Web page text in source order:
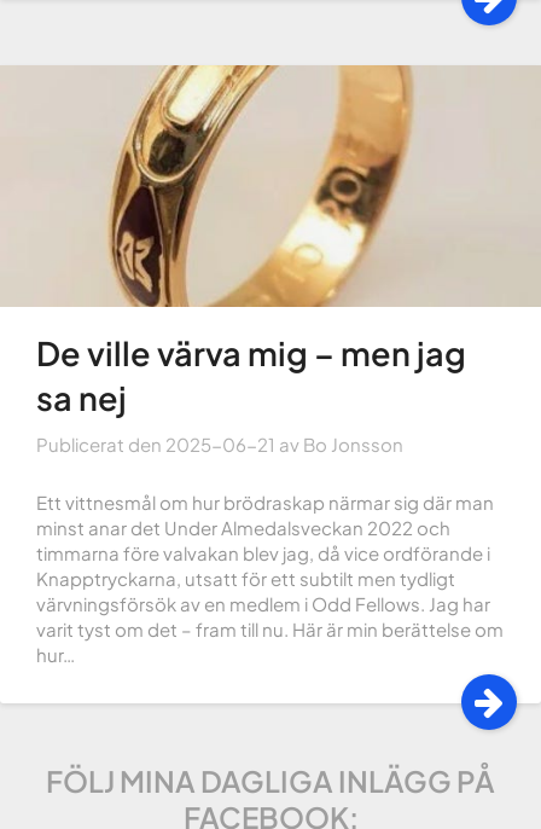
De ville värva mig – men jag
sa nej
Publicerat den 2025-06-21 av Bo Jonsson
Ett vittnesmål om hur brödraskap närmar sig där man
minst anar det Under Almedalsveckan 2022 och
timmarna före valvakan blev jag, då vice ordförande i
Knapptryckarna, utsatt för ett subtilt men tydligt
värvningsförsök av en medlem i Odd Fellows. Jag har
varit tyst om det – fram till nu. Här är min berättelse om
hur…
FÖLJ MINA DAGLIGA INLÄGG PÅ
FACEBOOK: